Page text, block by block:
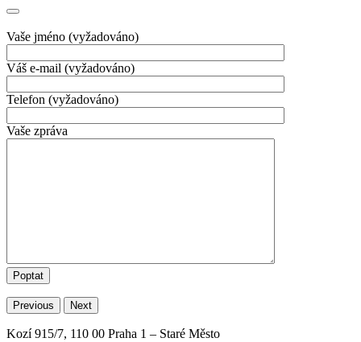
Vaše jméno (vyžadováno)
Váš e-mail (vyžadováno)
Telefon (vyžadováno)
Vaše zpráva
Previous Next
Kozí 915/7, 110 00 Praha 1 – Staré Město